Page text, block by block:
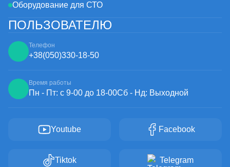
Оборудование для СТО
ПОЛЬЗОВАТЕЛЮ
Телефон
+38(050)330-18-50
Время работы
Пн - Пт: с 9-00 до 18-00Сб - Нд: Выходной
Youtube Facebook
Tiktok Telegram